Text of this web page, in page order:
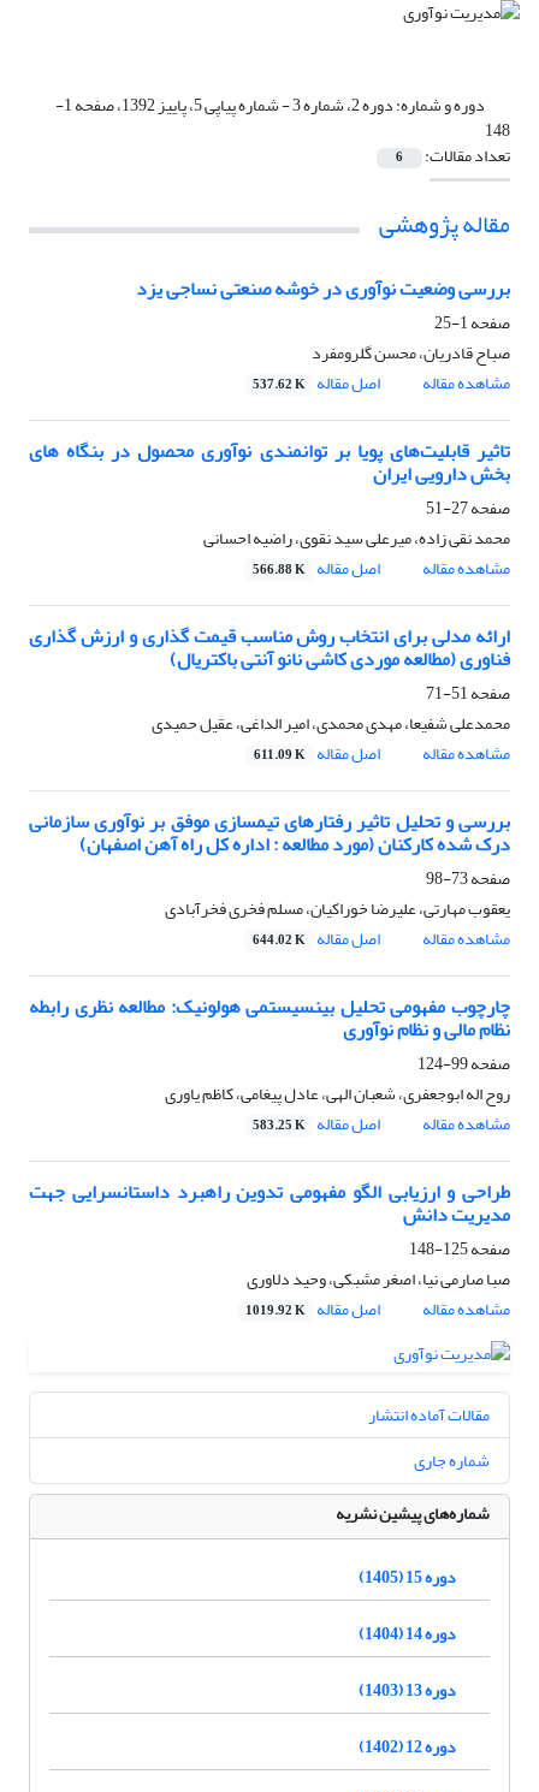
دوره و شماره: دوره 2، شماره 3 - شماره پیاپی 5، پاییز 1392، صفحه 1-
148
تعداد مقالات: 6
مقاله پژوهشی
بررسی وضعیت نوآوری در خوشه صنعتی نساجی یزد
صفحه1-25
صباح قادریان، محسن گلرومفرد
مشاهده مقاله
اصل مقاله 537.62 K
تاثیر قابلیت‌های پویا بر توانمندی نوآوری محصول در بنگاه های
بخش دارویی ایران
صفحه27-51
محمد نقی زاده، میرعلی سید نقوی، راضیه احسانی
مشاهده مقاله
اصل مقاله 566.88 K
ارائه مدلی برای انتخاب روش مناسب قیمت گذاری و ارزش گذاری
فناوری (مطالعه موردی کاشی نانو آنتی باکتریال)
صفحه51-71
محمدعلی شفیعا، مهدی محمدی، امیر الداغی، عقیل حمیدی
مشاهده مقاله
اصل مقاله 611.09 K
بررسی و تحلیل تاثیر رفتارهای تیمسازی موفق بر نوآوری سازمانی
درک شده کارکنان (مورد مطالعه : اداره کل راه آهن اصفهان)
صفحه73-98
یعقوب مهارتی، علیرضا خوراکیان، مسلم فخری فخرآبادی
مشاهده مقاله
اصل مقاله 644.02 K
چارچوب مفهومی تحلیل بینسیستمی هولونیک: مطالعه نظری رابطه
نظام مالی و نظام نوآوری
صفحه99-124
روح اله ابوجعفری، شعبان الهی، عادل پیغامی، کاظم یاوری
مشاهده مقاله
اصل مقاله 583.25 K
طراحی و ارزیابی الگو مفهومی تدوین راهبرد داستانسرایی جهت
مدیریت دانش
صفحه125-148
صبا صارمی نیا، اصغر مشبکی، وحید دلاوری
مشاهده مقاله
اصل مقاله 1019.92 K
مقالات آماده انتشار
شماره جاری
شماره‌های پیشین نشریه
دوره 15 (1405)
دوره 14 (1404)
دوره 13 (1403)
دوره 12 (1402)